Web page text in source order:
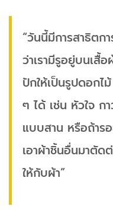
“วันนี้มีการสาธิต
ว่าเรามีรูอยู่บนเสื้อ
ปักให้เป็นรูปดอกไ
ๆ ได้ เช่น หัวใจ ก
แบบสาน หรือถ้าร
เอาผ้าชิ้นอื่นมาตัด
ให้กับผ้า”